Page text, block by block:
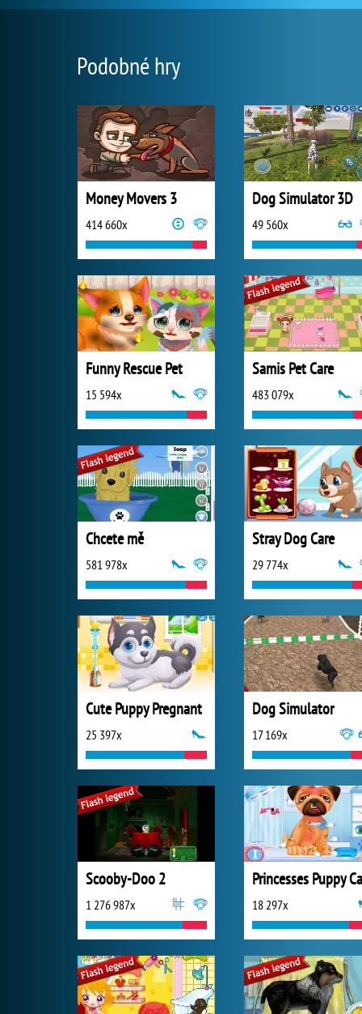
Podobné hry
Money Movers 3
414 660x
Dog Simulator 3D
49 560x
Funny Rescue Pet
15 594x
Samis Pet Care
483 079x
Chcete mě
581 978x
Stray Dog Care
29 774x
Cute Puppy Pregnant
25 397x
Dog Simulator
17 169x
Scooby-Doo 2
1 276 987x
Princesses Puppy
18 297x